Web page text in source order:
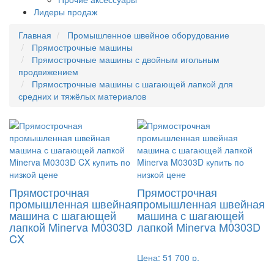
Лидеры продаж
Главная
Промышленное швейное оборудование
Прямострочные машины
Прямострочные машины с двойным игольным
продвижением
Прямострочные машины с шагающей лапкой для
средних и тяжёлых материалов
Прямострочная
промышленная швейная
машина с шагающей
лапкой Minerva M0303D
CX
Прямострочная
промышленная швейная
машина с шагающей
лапкой Minerva M0303D
Цена: 51 700 р.